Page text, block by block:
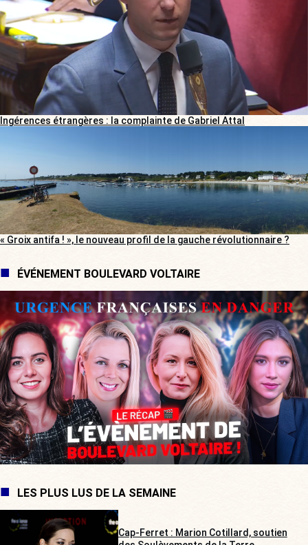
Ingérences étrangères : la complainte de Gabriel Attal
« Groix antifa ! », le nouveau profil de la gauche révolutionnaire ?
ÉVÉNEMENT BOULEVARD VOLTAIRE
LES PLUS LUS DE LA SEMAINE
Cap-Ferret : Marion Cotillard, soutien